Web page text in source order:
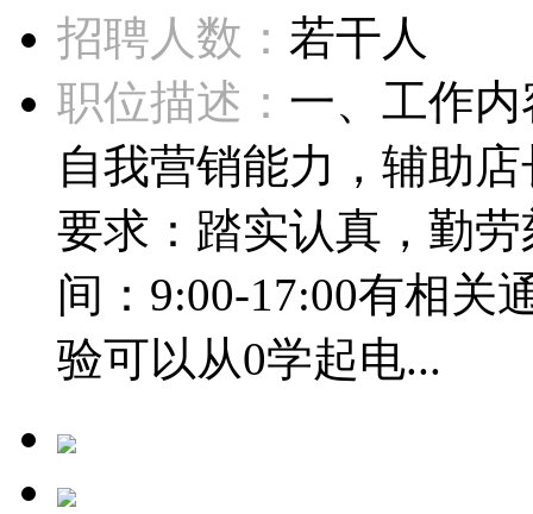
招聘人数： 若干人
职位描述： 一、工作
自我营销能力，辅助
要求：踏实认真，勤
间：9:00-17:00有相关
验可以从0学起电...